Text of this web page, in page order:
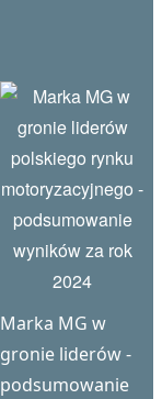
Marka MG w
gronie liderów -
podsumowanie